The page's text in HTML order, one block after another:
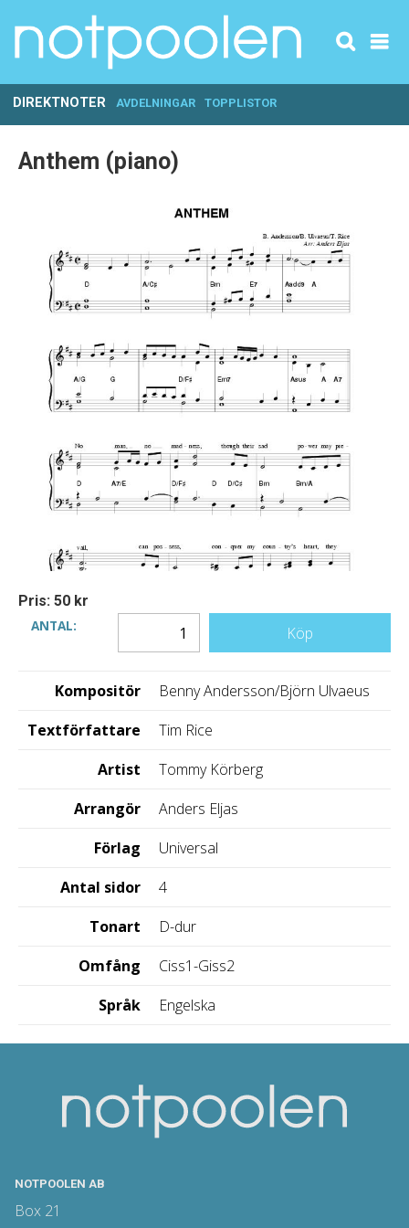
DIREKTNOTER AVDELNINGAR TOPPLISTOR
Anthem (piano)
Pris: 50 kr
ANTAL:
Köp
Kompositör
Benny Andersson/Björn Ulvaeus
Textförfattare
Tim Rice
Artist
Tommy Körberg
Arrangör
Anders Eljas
Förlag
Universal
Antal sidor
4
Tonart
D-dur
Omfång
Ciss1-Giss2
Språk
Engelska
NOTPOOLEN AB
Box 21